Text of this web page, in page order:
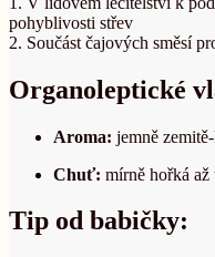
pohyblivosti střev
2. Součást čajových směsí
Organoleptické
Aroma: jemně
Chuť: mírně hořká až
Tip od babičky: